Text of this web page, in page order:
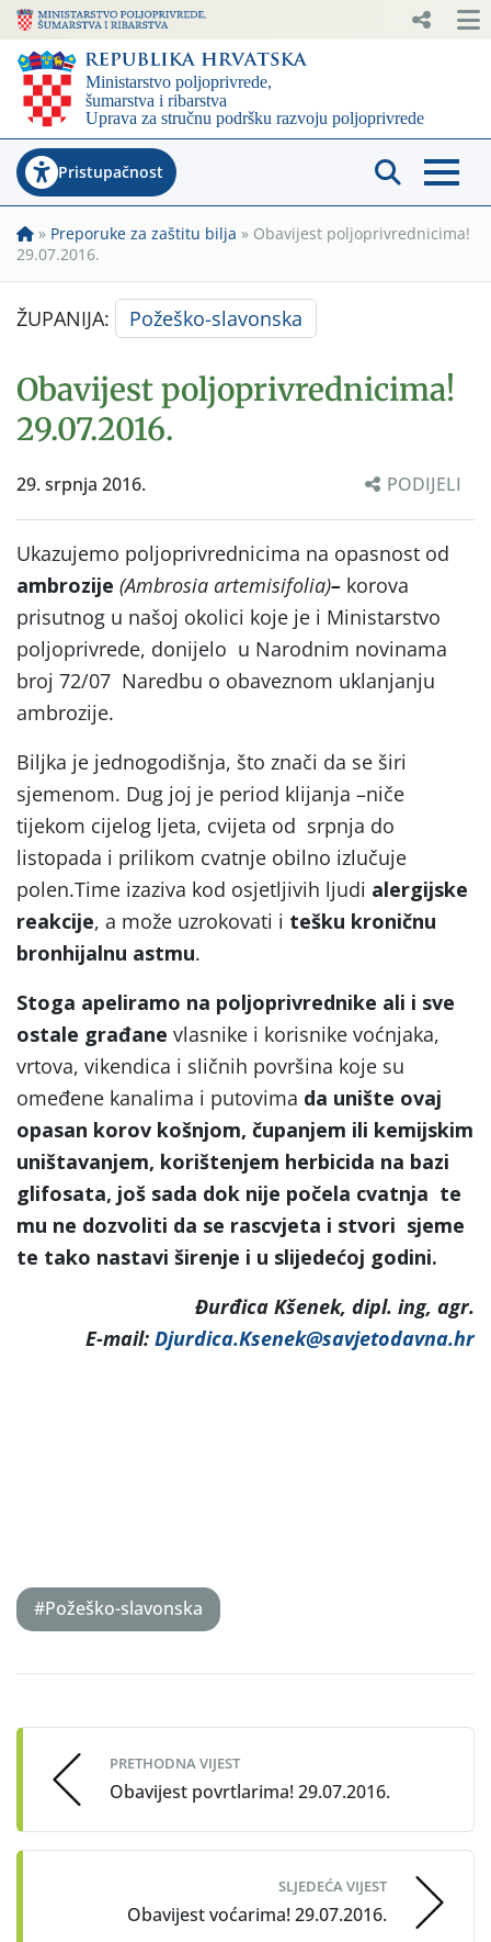
Pristupačnost
» Preporuke za zaštitu bilja » Obavijest poljoprivrednicima!
29.07.2016.
ŽUPANIJA: Požeško-slavonska
Obavijest poljoprivrednicima!
29.07.2016.
29. srpnja 2016. PODIJELI
Ukazujemo poljoprivrednicima na opasnost od
ambrozije (Ambrosia artemisifolia)– korova
prisutnog u našoj okolici koje je i Ministarstvo
poljoprivrede, donijelo u Narodnim novinama
broj 72/07 Naredbu o obaveznom uklanjanju
ambrozije.
Biljka je jednogodišnja, što znači da se širi
sjemenom. Dug joj je period klijanja –niče
tijekom cijelog ljeta, cvijeta od srpnja do
listopada i prilikom cvatnje obilno izlučuje
polen.Time izaziva kod osjetljivih ljudi alergijske
reakcije, a može uzrokovati i tešku kroničnu
bronhijalnu astmu.
Stoga apeliramo na poljoprivrednike ali i sve
ostale građane vlasnike i korisnike voćnjaka,
vrtova, vikendica i sličnih površina koje su
omeđene kanalima i putovima da unište ovaj
opasan korov košnjom, čupanjem ili kemijskim
uništavanjem, korištenjem herbicida na bazi
glifosata, još sada dok nije počela cvatnja te
mu ne dozvoliti da se rascvjeta i stvori sjeme
te tako nastavi širenje i u slijedećoj godini.
Đurđica Kšenek, dipl. ing, agr.
E-mail: Djurdica.Ksenek@savjetodavna.hr
#Požeško-slavonska
navigation
PRETHODNA VIJEST
Obavijest povrtlarima! 29.07.2016.
SLJEDEĆA VIJEST
Obavijest voćarima! 29.07.2016.